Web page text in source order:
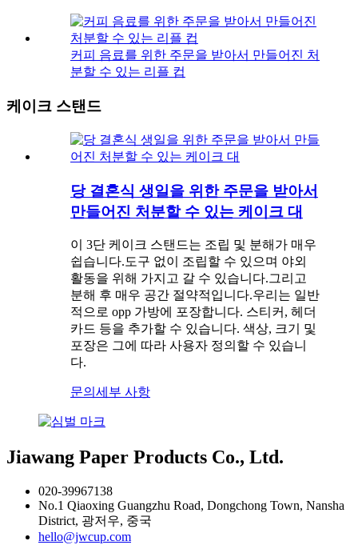
커피 음료를 위한 주문을 받아서 만들어진 처
분할 수 있는 리플 컵
케이크 스탠드
당 결혼식 생일을 위한 주문을 받아서
만들어진 처분할 수 있는 케이크 대
이 3단 케이크 스탠드는 조립 및 분해가 매우
쉽습니다.도구 없이 조립할 수 있으며 야외
활동을 위해 가지고 갈 수 있습니다.그리고
분해 후 매우 공간 절약적입니다.우리는 일반
적으로 opp 가방에 포장합니다. 스티커, 헤더
카드 등을 추가할 수 있습니다. 색상, 크기 및
포장은 그에 따라 사용자 정의할 수 있습니
다.
문의 세부 사항
Jiawang Paper Products Co., Ltd.
020-39967138
No.1 Qiaoxing Guangzhu Road, Dongchong Town, Nansha
District, 광저우, 중국
hello@jwcup.com